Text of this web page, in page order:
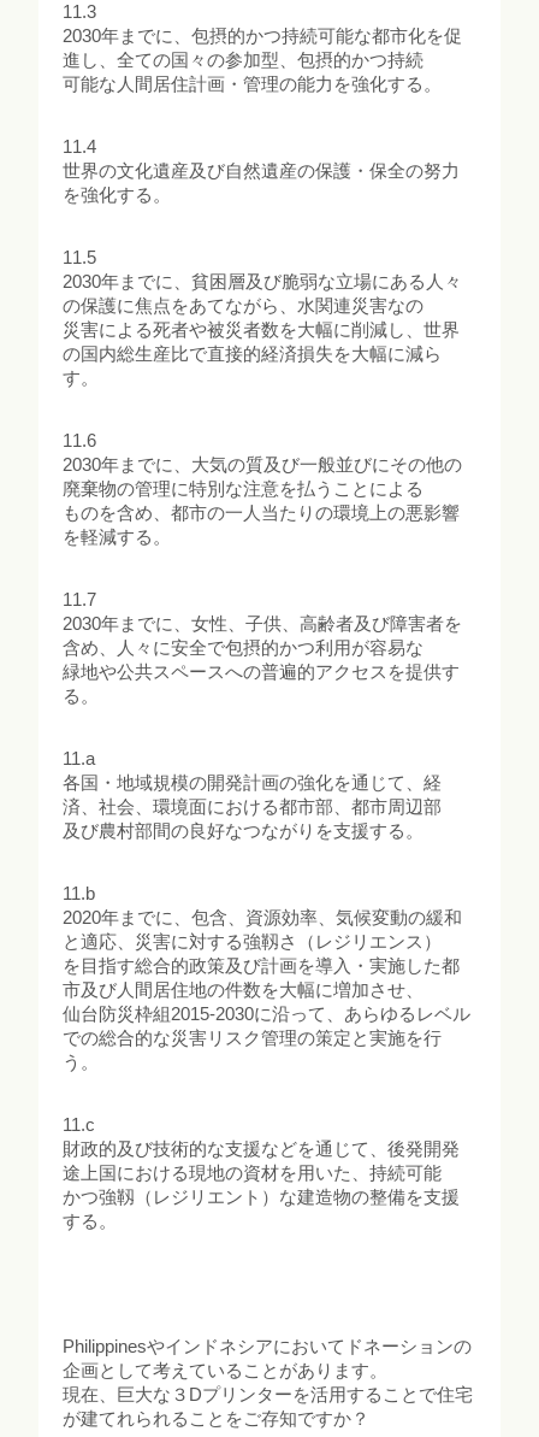
11.3
2030年までに、包摂的かつ持続可能な都市化を促
進し、全ての国々の参加型、包摂的かつ持続
可能な人間居住計画・管理の能力を強化する。
11.4
世界の文化遺産及び自然遺産の保護・保全の努力
を強化する。
11.5
2030年までに、貧困層及び脆弱な立場にある人々
の保護に焦点をあてながら、水関連災害なの
災害による死者や被災者数を大幅に削減し、世界
の国内総生産比で直接的経済損失を大幅に減ら
す。
11.6
2030年までに、大気の質及び一般並びにその他の
廃棄物の管理に特別な注意を払うことによる
ものを含め、都市の一人当たりの環境上の悪影響
を軽減する。
11.7
2030年までに、女性、子供、高齢者及び障害者を
含め、人々に安全で包摂的かつ利用が容易な
緑地や公共スペースへの普遍的アクセスを提供す
る。
11.a
各国・地域規模の開発計画の強化を通じて、経
済、社会、環境面における都市部、都市周辺部
及び農村部間の良好なつながりを支援する。
11.b
2020年までに、包含、資源効率、気候変動の緩和
と適応、災害に対する強靱さ（レジリエンス）
を目指す総合的政策及び計画を導入・実施した都
市及び人間居住地の件数を大幅に増加させ、
仙台防災枠組2015-2030に沿って、あらゆるレベル
での総合的な災害リスク管理の策定と実施を行
う。
11.c
財政的及び技術的な支援などを通じて、後発開発
途上国における現地の資材を用いた、持続可能
かつ強靱（レジリエント）な建造物の整備を支援
する。
Philippinesやインドネシアにおいてドネーションの
企画として考えていることがあります。
現在、巨大な３Dプリンターを活用することで住宅
が建てれられることをご存知ですか？